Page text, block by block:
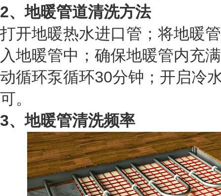
2、地暖管道清洗方法
打开地暖热水进口管；将地暖
入地暖管中；确保地暖管内充
动循环泵循环30分钟；开启冷
可。
3、地暖管清洗频率